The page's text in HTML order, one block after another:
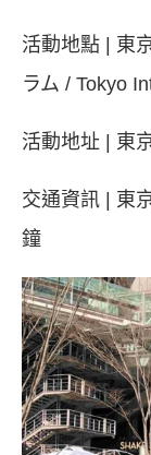
活動地點 | 東
ラム / Tokyo
活動地址 | 東
交通資訊 | 東
鐘